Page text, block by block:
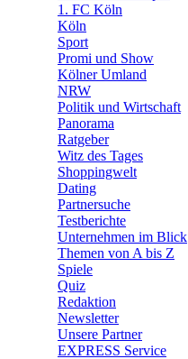
1. FC Köln
Köln
Sport
Promi und Show
Kölner Umland
NRW
Politik und Wirtschaft
Panorama
Ratgeber
Witz des Tages
Shoppingwelt
Dating
Partnersuche
Testberichte
Unternehmen im Blick
Themen von A bis Z
Spiele
Quiz
Redaktion
Newsletter
Unsere Partner
EXPRESS Service